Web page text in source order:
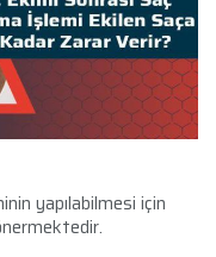
yapılabilmesi için